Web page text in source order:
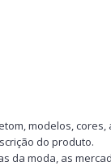
modelos,
do produto.
da moda, as